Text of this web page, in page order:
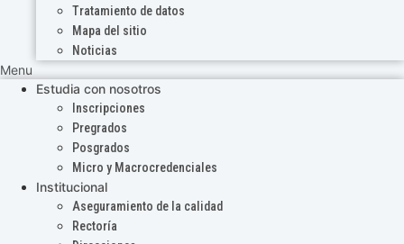
Tratamiento de datos
Mapa del sitio
Noticias
Menu
Estudia con nosotros
Inscripciones
Pregrados
Posgrados
Micro y Macrocredenciales
Institucional
Aseguramiento de la calidad
Rectoría